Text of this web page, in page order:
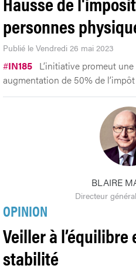
personnes
Publié le Vendredi 26 mai 2023
#IN185 L’initiative promeut
augmentation de 50% de
BLAIRE
Directeur
OPINION
Veiller à
stabilité